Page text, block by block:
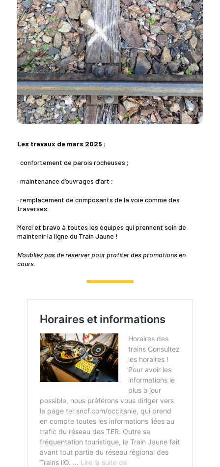
Les travaux de mars 2025 :
· confortement de parois rocheuses ;
· maintenance d’ouvrages d’art ;
· remplacement de composants de la voie comme des
traverses.
Merci et bravo à toutes les équipes qui prennent soin de
maintenir la ligne du Train Jaune !
N’oubliez pas de réserver pour profiter des promotions en
cours.